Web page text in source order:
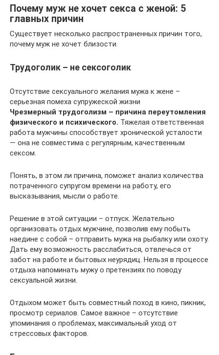
Почему муж не хочет секса с женой: 5
главных причин
Существует несколько распространенных причин того,
почему муж не хочет близости.
Трудоголик – не сексоголик
Отсутствие сексуального желания мужа к жене –
серьезная помеха супружеской жизни
Чрезмерный трудоголизм – причина переутомления
физического и психического. Тяжелая ответственная
работа мужчины способствует хронической усталости
— она не совместима с регулярным, качественным
сексом.
Понять, в этом ли причина, поможет анализ количества
потраченного супругом времени на работу, его
высказывания, мысли о работе.
Решение в этой ситуации – отпуск. Желательно
организовать отдых мужчине, позволив ему побыть
наедине с собой – отправить мужа на рыбалку или охоту.
Дать ему возможность расслабиться, отвлечься от
забот на работе и бытовых неурядиц. Нельзя в процессе
отдыха напоминать мужу о претензиях по поводу
сексуальной жизни.
Отдыхом может быть совместный поход в кино, пикник,
просмотр сериалов. Самое важное – отсутствие
упоминания о проблемах, максимальный уход от
стрессовых факторов.